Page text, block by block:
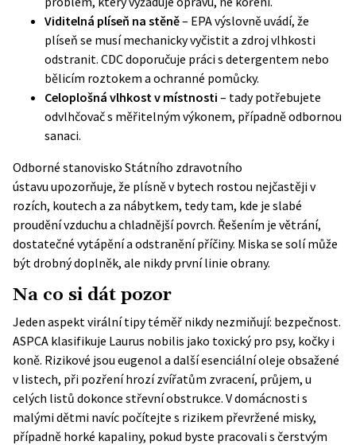
Viditelná plíseň na stěně– EPA výslovně uvádí, že
plíseň se musí mechanicky vyčistit a zdroj vlhkosti
odstranit. CDC doporučuje práci s detergentem nebo
bělicím roztokem a ochranné pomůcky.
Celoplošná vlhkost v místnosti – tady potřebujete
odvlhčovač s měřitelným výkonem, případně odbornou
sanaci.
Odborné stanovisko Státního zdravotního
ústavu upozorňuje, že plísně v bytech rostou nejčastěji v
rozích, koutech a za nábytkem, tedy tam, kde je slabé
proudění vzduchu a chladnější povrch. Řešením je větrání,
dostatečné vytápění a odstranění příčiny. Miska se solí může
být drobný doplněk, ale nikdy první linie obrany.
Na co si dát pozor
Jeden aspekt virální tipy téměř nikdy nezmiňují: bezpečnost.
ASPCA klasifikuje Laurus nobilis jako toxický pro psy, kočky i
koně. Rizikové jsou eugenol a další esenciální oleje obsažené
v listech, při pozření hrozí zvířatům zvracení, průjem, u
celých listů dokonce střevní obstrukce. V domácnosti s
malými dětmi navíc počítejte s rizikem převržené misky,
případně horké kapaliny, pokud byste pracovali s čerstvým